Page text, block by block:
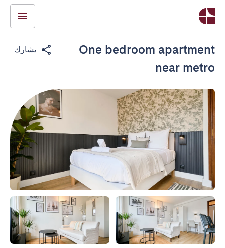
One bedroom apartment
near metro
يشارك